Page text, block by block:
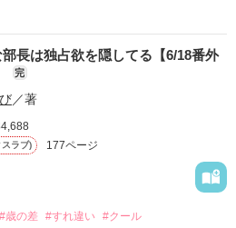
だから『離婚届』なんて置いて出
んぎゃぁっ……！」
いるのだ。
。
み）
。
長は独占欲を隠してる【6/18番外
完
／著
ラブ) 177ページ
#歳の差 #すれ違い #クール